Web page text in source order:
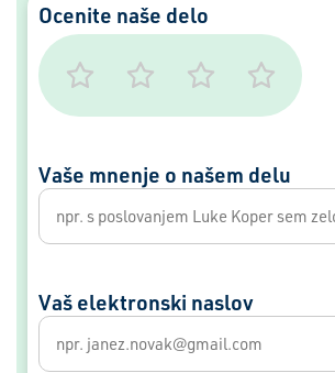
Ocenite naše delo
Vaše mnenje o našem delu
Vaš elektronski naslov